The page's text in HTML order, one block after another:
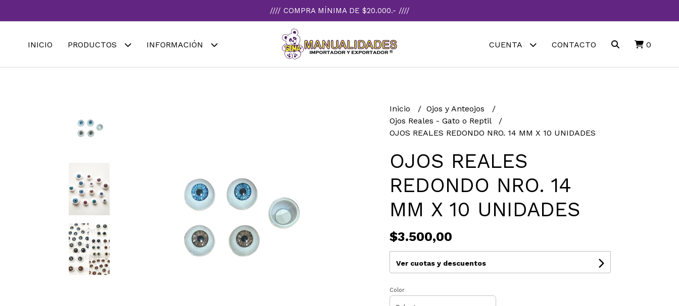
//// COMPRA MÍNIMA DE $20.000.- ////
INICIO PRODUCTOS INFORMACIÓN CUENTA CONTACTO 0
Inicio
Ojos y Anteojos
Ojos Reales - Gato o Reptil
OJOS REALES REDONDO NRO. 14 MM X 10 UNIDADES
OJOS REALES
REDONDO NRO. 14
MM X 10 UNIDADES
$3.500,00
Ver cuotas y descuentos
Color